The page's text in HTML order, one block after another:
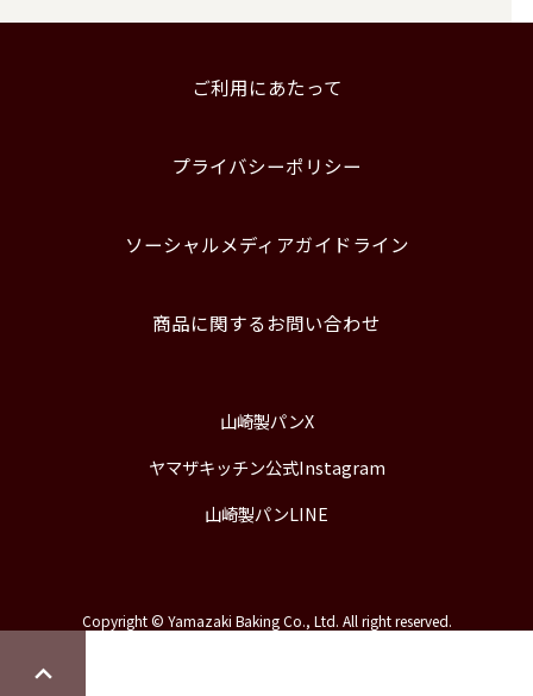
ご利用にあたって
プライバシーポリシー
ソーシャルメディアガイドライン
商品に関するお問い合わせ
山崎製パンX
ヤマザキッチン公式Instagram
山崎製パンLINE
Copyright © Yamazaki Baking Co., Ltd. All right reserved.